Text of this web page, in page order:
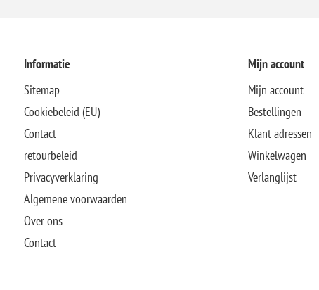
Informatie
Sitemap
Cookiebeleid (EU)
Contact
retourbeleid
Privacyverklaring
Algemene voorwaarden
Over ons
Contact
Mijn account
Mijn account
Bestellingen
Klant adressen
Winkelwagen
Verlanglijst